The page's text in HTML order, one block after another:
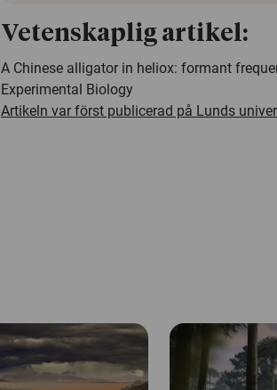
Vetenskaplig artikel:
A Chinese alligator in heliox: formant
Experimental Biology
Artikeln var först publicerad på Lunds